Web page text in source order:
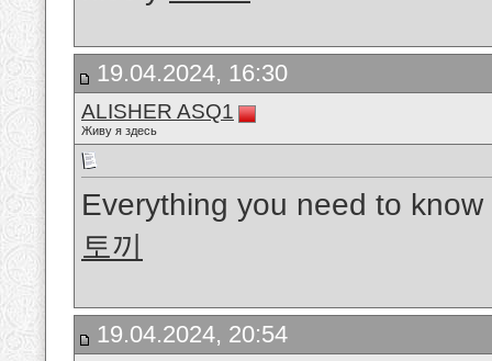
19.04.2024, 16:30
ALISHER ASQ1
Живу я здесь
Everything you need to
토끼
19.04.2024, 20:54